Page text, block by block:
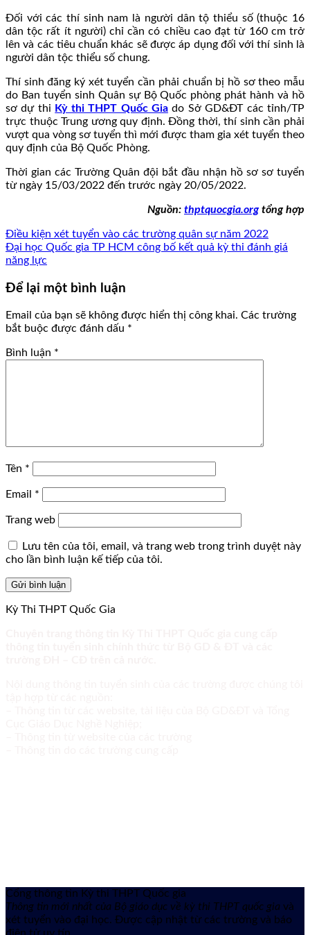
Đối với các thí sinh nam là người dân tộ thiểu số (thuộc 16
dân tộc rất ít người) chỉ cần có chiều cao đạt từ 160 cm trở
lên và các tiêu chuẩn khác sẽ được áp dụng đối với thí sinh là
người dân tộc thiểu số chung.
Thí sinh đăng ký xét tuyển cần phải chuẩn bị hồ sơ theo mẫu
do Ban tuyển sinh Quân sự Bộ Quốc phòng phát hành và hồ
sơ dự thi Kỳ thi THPT Quốc Giado Sở GD&ĐT các tỉnh/TP
trực thuộc Trung ương quy định. Đồng thời, thí sinh cần phải
vượt qua vòng sơ tuyển thì mới được tham gia xét tuyển theo
quy định của Bộ Quốc Phòng.
Thời gian các Trường Quân đội bắt đầu nhận hồ sơ sơ tuyển
từ ngày 15/03/2022 đến trước ngày 20/05/2022.
Nguồn: thptquocgia.orgtổng hợp
Điều kiện xét tuyển vào các trường quân sự năm 2022
Đại học Quốc gia TP HCM công bố kết quả kỳ thi đánh giá
năng lực
Để lại một bình luận
Email của bạn sẽ không được hiển thị công khai. Các trường
bắt buộc được đánh dấu *
Bình luận *
Tên *
Email *
Trang web
Lưu tên của tôi, email, và trang web trong trình duyệt này
cho lần bình luận kế tiếp của tôi.
Kỳ Thi THPT Quốc Gia
Cổng thông tin Kỳ thi THPT Quốc gia
Thông tin mới nhất của Bộ giáo dục về kỳ thi THPT quốc gia và
xét tuyển vào đại học. Được cập nhật từ các trường và báo